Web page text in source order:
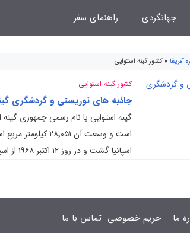
جهانگردی راهنمای سفر
آفریقا » کشور گینه استوایی
کشور گینه استوایی
جاذبه های توریستی و گردشگری
گینه استوایی با نام رسمی جمهوری گینه
اسپانیا گشت و در روز ۱۲ اکتبر ۱۹۶۸ از اسپانیا اعلام استقلال کرد.
ما حریم خصوصی تماس با ما